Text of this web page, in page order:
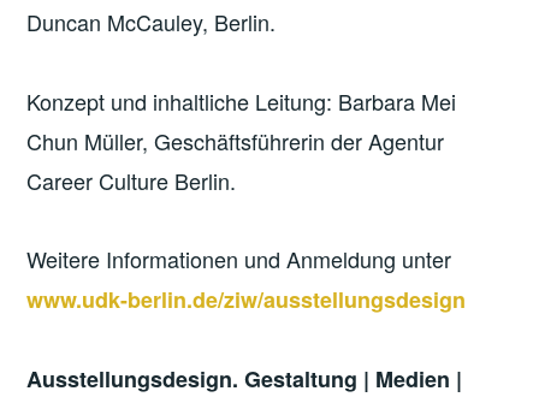
Duncan McCauley, Berlin.
Konzept und inhaltliche Leitung: Barbara Mei
Chun Müller, Geschäftsführerin der Agentur
Career Culture Berlin.
Weitere Informationen und Anmeldung unter
www.udk-berlin.de/ziw/ausstellungsdesign
Ausstellungsdesign. Gestaltung | Medien |